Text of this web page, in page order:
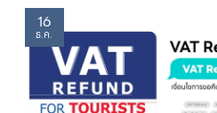
16
ธ.ค.